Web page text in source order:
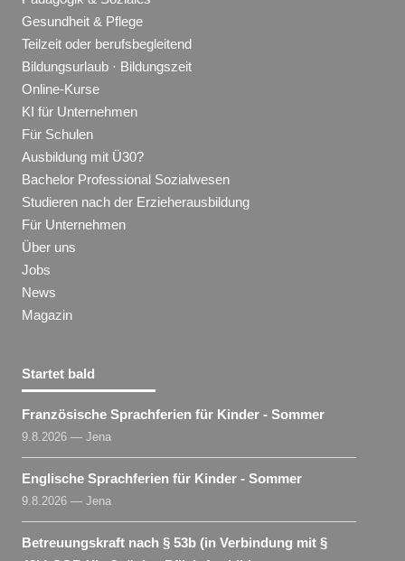
Gesundheit & Pflege
Teilzeit oder berufsbegleitend
Bildungsurlaub · Bildungszeit
Online-Kurse
KI für Unternehmen
Für Schulen
Ausbildung mit Ü30?
Bachelor Professional Sozialwesen
Studieren nach der Erzieherausbildung
Für Unternehmen
Über uns
Jobs
News
Magazin
Startet bald
Französische Sprachferien für Kinder - Sommer
9.8.2026 — Jena
Englische Sprachferien für Kinder - Sommer
9.8.2026 — Jena
Betreuungskraft nach § 53b (in Verbindung mit §